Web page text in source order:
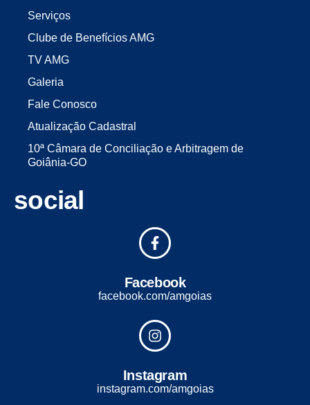
Serviços
Clube de Benefícios AMG
TV AMG
Galeria
Fale Conosco
Atualização Cadastral
10ª Câmara de Conciliação e Arbitragem de
Goiânia-GO
social
Facebook
facebook.com/amgoias
Instagram
instagram.com/amgoias